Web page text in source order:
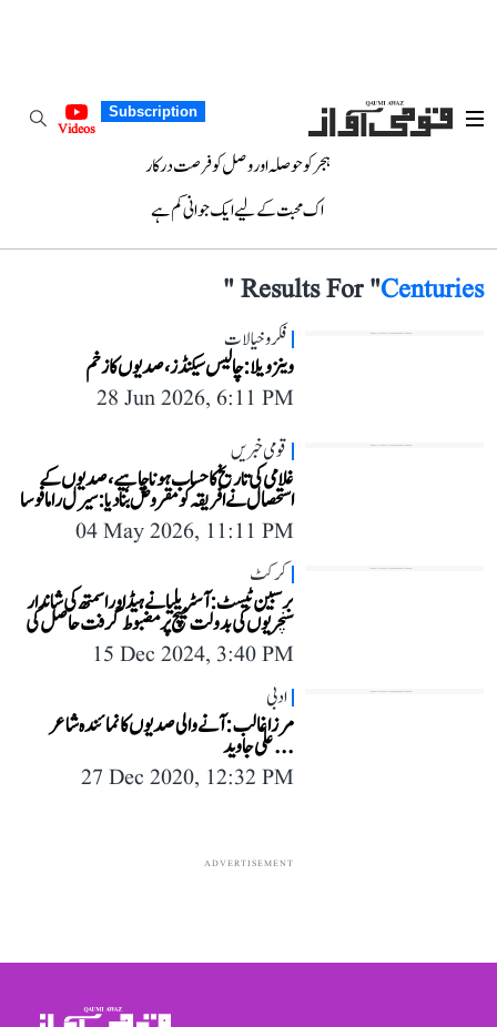
Subscription
Videos
ہجر کو حوصلہ اور وصل کو فرصت درکار
اک محبت کے لیے ایک جوانی کم ہے
Results For "Centuries
"
فکر و خیالات
وینزویلا: چالیس سیکنڈز، صدیوں کا زخم
28 Jun 2026, 6:11 PM
قومی خبریں
غلامی کی تاریخ کا حساب ہونا چاہیے، صدیوں کے
استحصال نے افریقہ کو مقروض بنا دیا: سیرل رامافوسا
04 May 2026, 11:11 PM
کرکٹ
برسبین ٹیسٹ: آسٹریلیا نے ہیڈ اور اسمتھ کی شاندار
سنچریوں کی بدولت میچ پر مضبوط گرفت حاصل کی
15 Dec 2024, 3:40 PM
ادبی
مرزا غالب: آنے والی صدیوں کا نمائندہ شاعر
...علی جاوید
27 Dec 2020, 12:32 PM
ADVERTISEMENT